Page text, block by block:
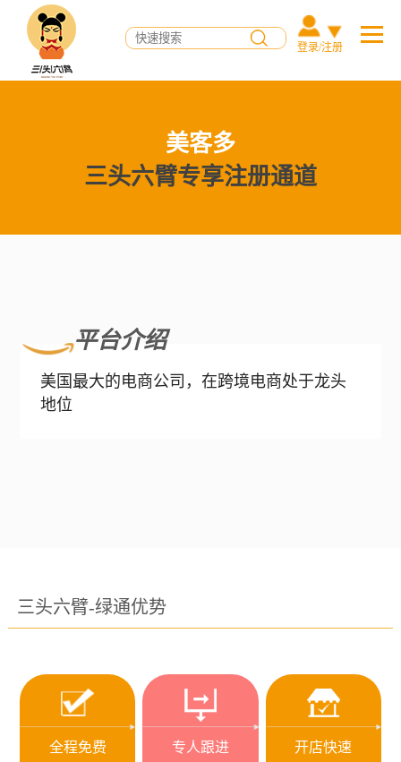
登录/注册
美客多
三头六臂专享注册通道
平台介绍
美国最大的电商公司，在跨境电商处于龙头
地位
三头六臂-绿通优势
全程免费 专人跟进 开店快速